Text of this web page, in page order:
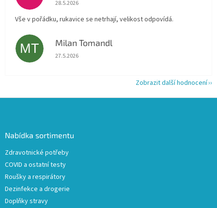
28.5.2026
Vše v pořádku, rukavice se netrhají, velikost odpovídá.
MT Milan Tomandl
Hodnocení obchodu je 5 z 5 hvězdiček.
27.5.2026
Zobrazit další hodnocení
Nabídka sortimentu
Zdravotnické potřeby
COVID a ostatní testy
Roušky a respirátory
Dezinfekce a drogerie
Doplňky stravy